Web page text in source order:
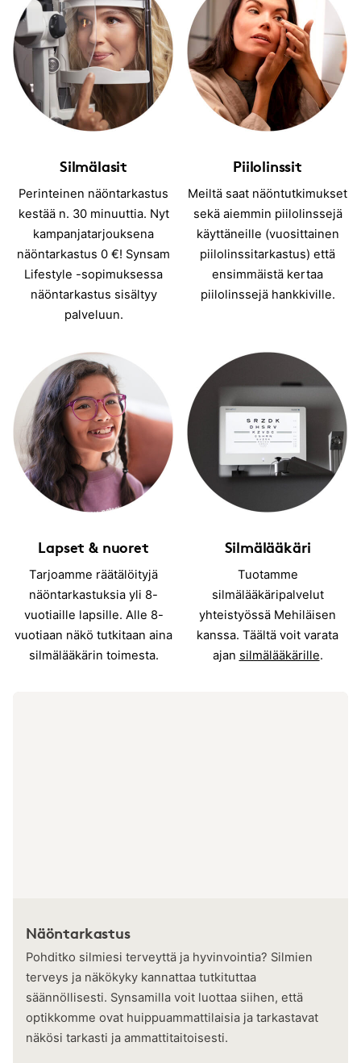
Silmälasit
Perinteinen näöntarkastus
kestää n. 30 minuuttia. Nyt
kampanjatarjouksena
näöntarkastus 0 €! Synsam
Lifestyle -sopimuksessa
näöntarkastus sisältyy
palveluun.
Piilolinssit
Meiltä saat näöntutkimukset
sekä aiemmin piilolinssejä
käyttäneille (vuosittainen
piilolinssitarkastus) että
ensimmäistä kertaa
piilolinssejä hankkiville.
Lapset & nuoret
Tarjoamme räätälöityjä
näöntarkastuksia yli 8-
vuotiaille lapsille. Alle 8-
vuotiaan näkö tutkitaan aina
silmälääkärin toimesta.
Silmälääkäri
Tuotamme
silmälääkäripalvelut
yhteistyössä Mehiläisen
kanssa. Täältä voit varata
ajan silmälääkärille.
Näöntarkastus
Pohditko silmiesi terveyttä ja hyvinvointia? Silmien
terveys ja näkökyky kannattaa tutkituttaa
säännöllisesti. Synsamilla voit luottaa siihen, että
optikkomme ovat huippuammattilaisia ja tarkastavat
näkösi tarkasti ja ammattitaitoisesti.